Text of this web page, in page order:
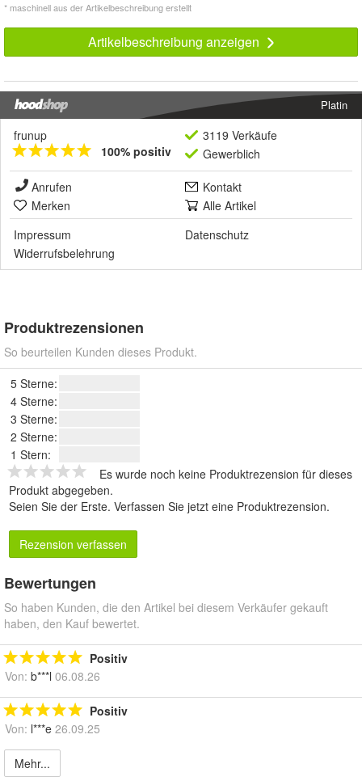
* maschinell aus der Artikelbeschreibung erstellt
Artikelbeschreibung anzeigen
Platin
frunup
100% positiv
3119 Verkäufe
Gewerblich
Anrufen
Kontakt
Merken
Alle Artikel
Impressum
Datenschutz
Widerrufsbelehrung
Produktrezensionen
So beurteilen Kunden dieses Produkt.
5 Sterne:
4 Sterne:
3 Sterne:
2 Sterne:
1 Stern:
Es wurde noch keine Produktrezension für dieses
Produkt abgegeben.
Seien Sie der Erste. Verfassen Sie jetzt eine Produktrezension.
Rezension verfassen
Bewertungen
So haben Kunden, die den Artikel bei diesem Verkäufer gekauft
haben, den Kauf bewertet.
Positiv
Von: b***l 06.08.26
Positiv
Von: l***e 26.09.25
Mehr...